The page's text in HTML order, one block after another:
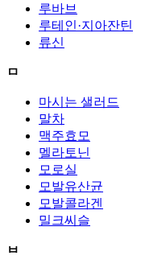
루바브
루테인·지아잔틴
류신
ㅁ
마시는 샐러드
말차
맥주효모
멜라토닌
모로실
모발유산균
모발콜라겐
밀크씨슬
ㅂ